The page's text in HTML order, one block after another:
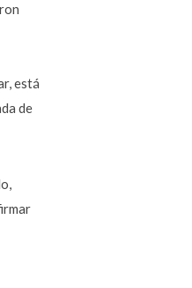
está
de